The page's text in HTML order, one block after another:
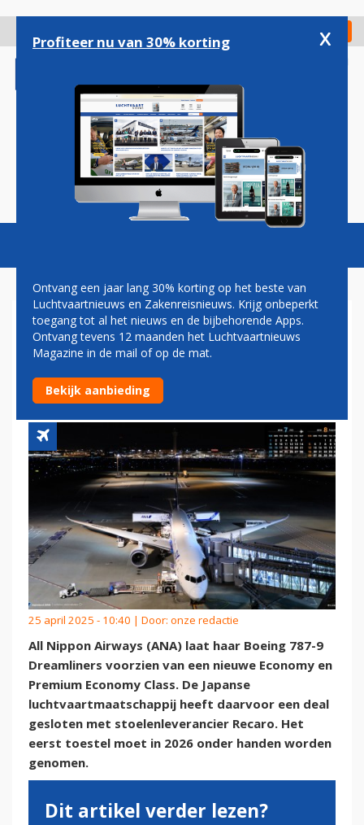
gaan
Check in
Magazine Podcasts Vacatures
ANA VOORZIET BOEING 787
DREAMLINERS VAN NIEUW
INTERIEUR
25 april 2025 - 10:40 | Door: onze redactie
All Nippon Airways (ANA) laat haar Boeing 787-9
Dreamliners voorzien van een nieuwe Economy en
Premium Economy Class. De Japanse
luchtvaartmaatschappij heeft daarvoor een deal
gesloten met stoelenleverancier Recaro. Het
eerst toestel moet in 2026 onder handen worden
genomen.
Dit artikel verder lezen?
Profiteer nu van 30% korting x
Ontvang een jaar lang 30% korting op het beste van
Luchtvaartnieuws en Zakenreisnieuws. Krijg onbeperkt
toegang tot al het nieuws en de bijbehorende Apps.
Ontvang tevens 12 maanden het Luchtvaartnieuws
Magazine in de mail of op de mat.
Bekijk aanbieding